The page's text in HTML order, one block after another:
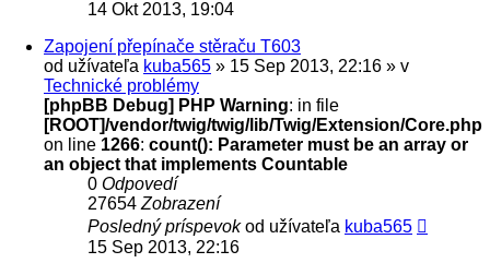
14 Okt 2013, 19:04
Zapojení přepínače stěraču T603
od užívateľa kuba565 » 15 Sep 2013, 22:16 » v
Technické problémy
[phpBB Debug] PHP Warning: in file
[ROOT]/vendor/twig/twig/lib/Twig/Extension/Core.php
on line 1266: count(): Parameter must be an array or
an object that implements Countable
0 Odpovedí
27654 Zobrazení
Posledný príspevokod užívateľa kuba565
15 Sep 2013, 22:16